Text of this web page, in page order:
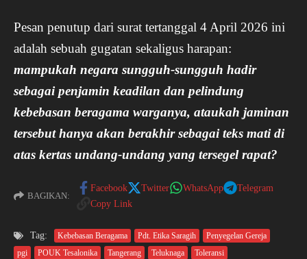
Pesan penutup dari surat tertanggal 4 April 2026 ini
adalah sebuah gugatan sekaligus harapan:
mampukah negara sungguh-sungguh hadir
sebagai penjamin keadilan dan pelindung
kebebasan beragama warganya, ataukah jaminan
tersebut hanya akan berakhir sebagai teks mati di
atas kertas undang-undang yang tersegel rapat?
BAGIKAN:
Facebook Twitter WhatsApp
Telegram
Copy Link
Tag: Kebebasan Beragama Pdt. Etika Saragih
Penyegelan Gereja
pgi
POUK Tesalonika Tangerang Teluknaga Toleransi